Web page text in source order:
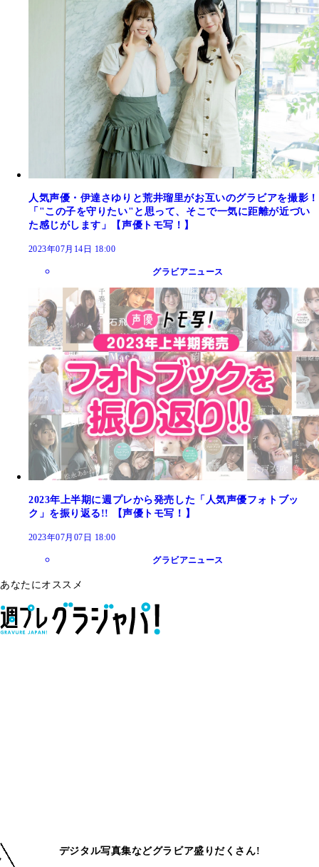
人気声優・伊達さゆりと荒井瑠里がお互いのグラビアを撮影！
「"この子を守りたい"と思って、そこで一気に距離が近づい
た感じがします」【声優トモ写！】
2023年07月14日 18:00
グラビアニュース
2023年上半期に週プレから発売した「人気声優フォトブッ
ク」を振り返る!! 【声優トモ写！】
2023年07月07日 18:00
グラビアニュース
あなたにオススメ
デジタル写真集などグラビア盛りだくさん!